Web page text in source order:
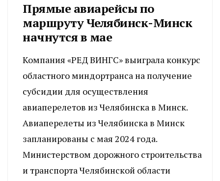
Прямые авиарейсы по
маршруту Челябинск-Минск
начнутся в мае
Компания «РЕД ВИНГС» выиграла конкурс
областного миндортранса на получение
субсидии для осуществления
авиаперелетов из Челябинска в Минск.
Авиаперелеты из Челябинска в Минск
запланированы с мая 2024 года.
Министерством дорожного строительства
и транспорта Челябинской области